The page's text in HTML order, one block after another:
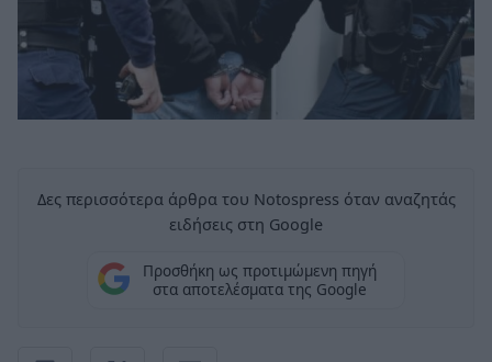
Δες περισσότερα άρθρα του Notospress όταν αναζητάς
ειδήσεις στη Google
Προσθήκη ως προτιμώμενη πηγή
στα αποτελέσματα της Google